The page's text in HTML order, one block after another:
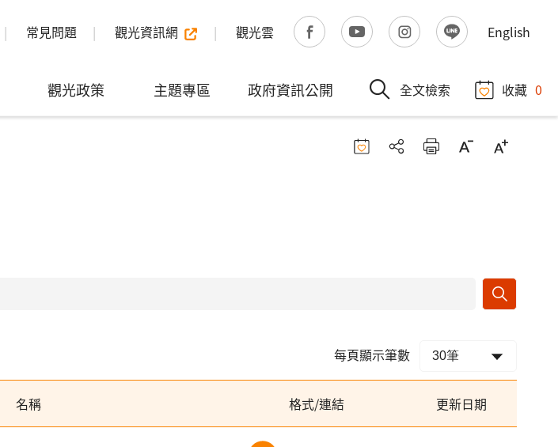
常見問題 觀光資訊網 觀光雲 English
觀光政策 主題專區 政府資訊公開 全文檢索 收藏 0
每頁顯示筆數
名稱 格式/連結 更新日期